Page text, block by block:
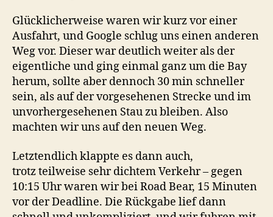
Glücklicherweise waren wir kurz vor einer
Ausfahrt, und Google schlug uns einen anderen
Weg vor. Dieser war deutlich weiter als der
eigentliche und ging einmal ganz um die Bay
herum, sollte aber dennoch 30 min schneller
sein, als auf der vorgesehenen Strecke und im
unvorhergesehenen Stau zu bleiben. Also
machten wir uns auf den neuen Weg.
Letztendlich klappte es dann auch,
trotz teilweise sehr dichtem Verkehr – gegen
10:15 Uhr waren wir bei Road Bear, 15 Minuten
vor der Deadline. Die Rückgabe lief dann